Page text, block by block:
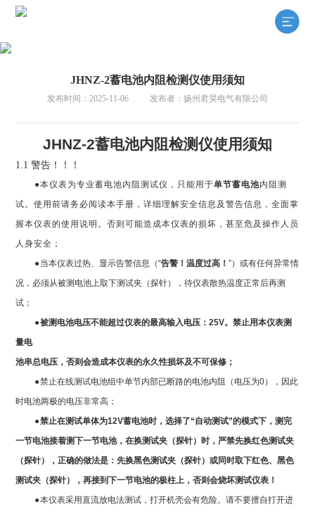
JHNZ-2蓄电池内阻检测仪使用须知
发布时间：2025-11-06 发布者：扬州君昊电气有限公司
JHNZ-2蓄电池内阻检测仪使用须知
1.1 警告！！！
●本仪表为专业蓄电池内阻测试仪，只能用于单节蓄电池内阻测
试。使用前请务必阅读本手册，详细理解安全信息及警告信息，全面掌
握本仪表的使用说明。否则可能造成本仪表的损坏，甚至危及操作人员
人身安全；
●当本仪表过热、显示告警信息（“告警！温度过高！”）或有任何异常情
况，必须从被测电池上取下测试夹（探针），待仪表散热温度正常后再测
试；
●被测电池电压不能超过仪表的最高输入电压：25V。禁止用本仪表测
量电
池串总电压，否则会造成本仪表的永久性损坏及不可保修；
●禁止在线测试电池组中单节内部已断路的电池内阻（电压为0），因此
时电池两极的电压非常高；
●禁止在测试单体为12V蓄电池时，选择了“自动测试”的模式下，测完
一节电池接着测下一节电池，在换测试夹（探针）时，严禁先换红色测试夹
（探针），正确的做法是：先换黑色测试夹（探针）或同时取下红色、黑色
测试夹（探针），再接到下一节电池的极柱上，否则会烧坏测试仪表！
●本仪表采用直流放电法测试，打开机壳会有危险。请不要擅自打开进